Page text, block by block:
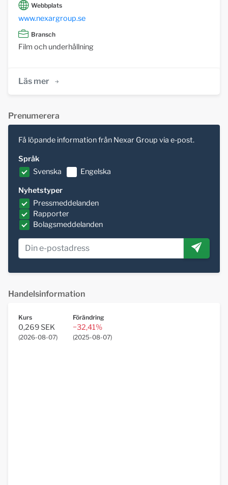
Webbplats
www.nexargroup.se
Bransch
Film och underhållning
Läs mer
Prenumerera
Få löpande information från Nexar Group via e-post.
Språk
Svenska
Engelska
Nyhetstyper
Pressmeddelanden
Rapporter
Bolagsmeddelanden
Handelsinformation
Kurs
0,269 SEK
(2026-08-07)
Förändring
−32,41%
(2025-08-07)